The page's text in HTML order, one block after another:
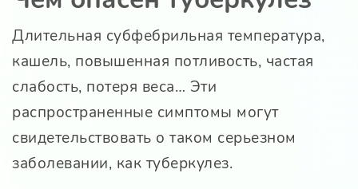
Длительная субфебрильная температура,
кашель, повышенная потливость, частая
слабость, потеря веса… Эти
распространенные симптомы могут
свидетельствовать о таком серьезном
заболевании, как туберкулез.